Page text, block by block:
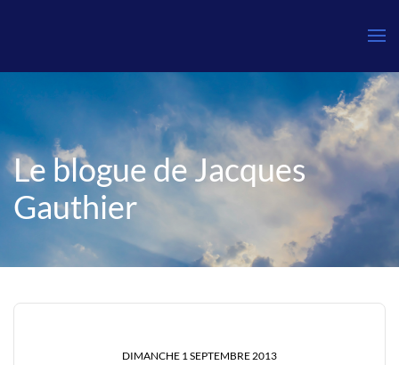
Le blogue de Jacques
Gauthier
DIMANCHE 1 SEPTEMBRE 2013